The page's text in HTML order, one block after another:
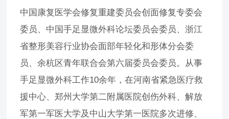
中国康复医学会修复重建委员会创面修复专委会
委员、中国手足显微外科论坛委员会委员、浙江
省整形美容行业协会面部年轻化和形体分会委
员、余杭区青年联合会第六届委员会委员。从事
手足显微外科工作10余年，在河南省紧急医疗救
援中心、郑州大学第二附属医院创伤外科、解放
军第一军医大学及中山大学第一医院多次进修、